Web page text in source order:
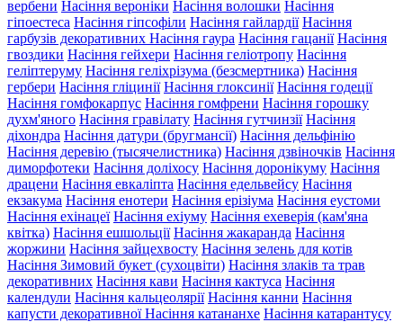
вербени Насіння вероніки Насіння волошки Насіння
гіпоестеса Насіння гіпсофіли Насіння гайлардії Насіння
гарбузів декоративних Насіння гаура Насіння гацанії Насіння
гвоздики Насіння гейхери Насіння геліотропу Насіння
геліптеруму Насіння геліхрізума (безсмертника) Насіння
гербери Насіння гліцинії Насіння глоксинії Насіння годеції
Насіння гомфокарпус Насіння гомфрени Насіння горошку
духм'яного Насіння гравілату Насіння гутчинзії Насіння
діхондра Насіння датури (бругмансії) Насіння дельфінію
Насіння деревію (тысячелистника) Насіння дзвіночків Насіння
диморфотеки Насіння доліхосу Насіння доронікуму Насіння
драцени Насіння евкаліпта Насіння едельвейсу Насіння
екзакума Насіння енотери Насіння ерізіума Насіння еустоми
Насіння ехінацеї Насіння ехіуму Насіння ехеверія (кам'яна
квітка) Насіння ешшольції Насіння жакаранда Насіння
жоржини Насіння зайцехвосту Насіння зелень для котів
Насіння Зимовий букет (сухоцвіти) Насіння злаків та трав
декоративних Насіння кави Насіння кактуса Насіння
календули Насіння кальцеолярії Насіння канни Насіння
капусти декоративноїНасіння катананхе Насіння катарантусу